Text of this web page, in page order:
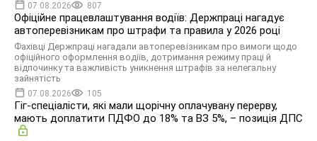
07.08.2026 807
Офіційне працевлаштування водіїв: Держпраці нагадує
автоперевізникам про штрафи та правила у 2026 році
Фахівці Держпраці нагадали автоперевізникам про вимоги щодо
офіційного оформлення водіїв, дотримання режиму праці й
відпочинку та важливість уникнення штрафів за нелегальну
зайнятість
07.08.2026 105
Гіг-спеціалісти, які мали щорічну оплачувану перерву,
мають доплатити ПДФО до 18% та ВЗ 5%, – позиція ДПС